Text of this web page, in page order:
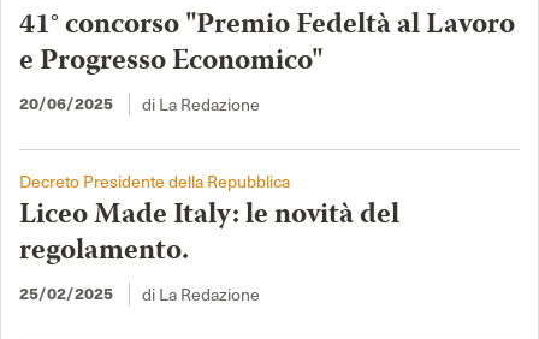
41° concorso "Premio Fedeltà al Lavoro
e Progresso Economico"
20/06/2025 di La Redazione
Decreto Presidente della Repubblica
Liceo Made Italy: le novità del
regolamento.
25/02/2025 di La Redazione